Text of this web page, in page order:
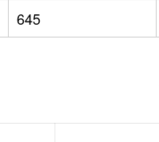
645